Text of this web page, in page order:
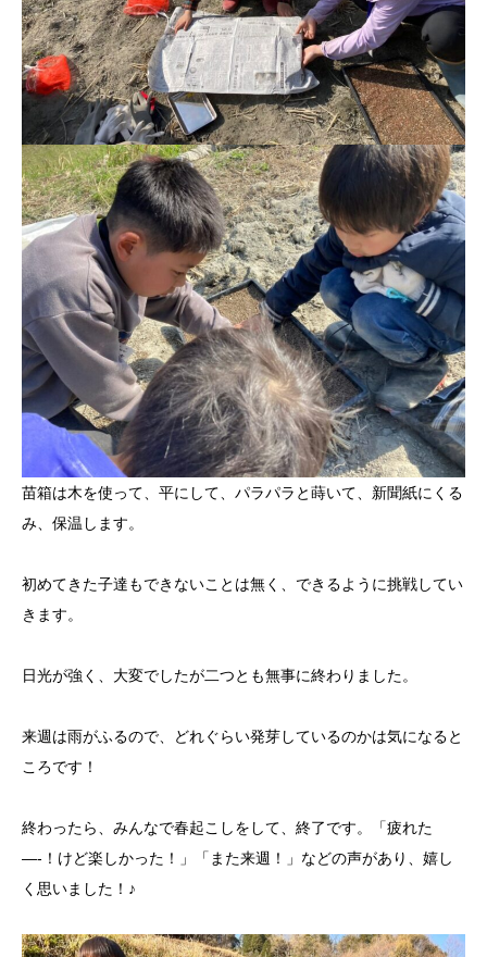
苗箱は木を使って、平にして、パラパラと蒔いて、新聞紙にくる
み、保温します。
初めてきた子達もできないことは無く、できるように挑戦してい
きます。
日光が強く、大変でしたが二つとも無事に終わりました。
来週は雨がふるので、どれぐらい発芽しているのかは気になると
ころです！
終わったら、みんなで春起こしをして、終了です。「疲れた
—-！けど楽しかった！」「また来週！」などの声があり、嬉し
く思いました！♪